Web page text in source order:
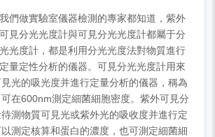
我們做實驗室儀器檢測的專家都知道，紫外
可見分光光度計與可見分光光度計都屬于分
光光度計，都是利用分光光度法對物質進行
定量定性分析的儀器。可見分光光度計用來
光的吸光度并進行定量分析的儀器，稱為
在600nm測定細菌細胞密度。紫外可見分
測物質可見光或紫外光的吸收度并進行定
測定核算和蛋白的濃度，也可測定細菌細